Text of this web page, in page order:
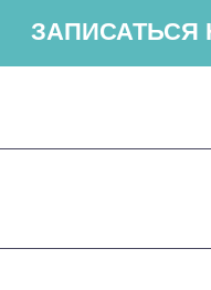
ЗАПИСАТЬСЯ